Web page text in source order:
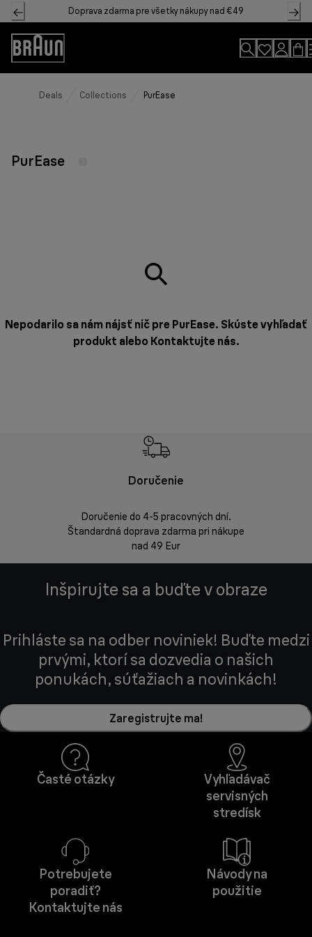
Skip
to
Content
Doprava zdarma pre všetky nákupy nad €49
Accessibility
Statement
Deals Collections PurEase
PurEase
Nepodarilo sa nám nájsť nič pre PurEase. Skúste vyhľadať
produkt alebo Kontaktujte nás.
Doručenie
Doručenie do 4-5 pracovných dní.
Štandardná doprava zdarma pri nákupe
nad 49 Eur
Inšpirujte sa a buďte v obraze
Prihláste sa na odber noviniek! Buďte medzi
prvými, ktorí sa dozvedia o našich
ponukách, súťažiach a novinkách!
Zaregistrujte ma!
Časté otázky
Vyhľadávač
servisných
stredísk
Potrebujete
poradiť?
Kontaktujte nás
Návody na
použitie